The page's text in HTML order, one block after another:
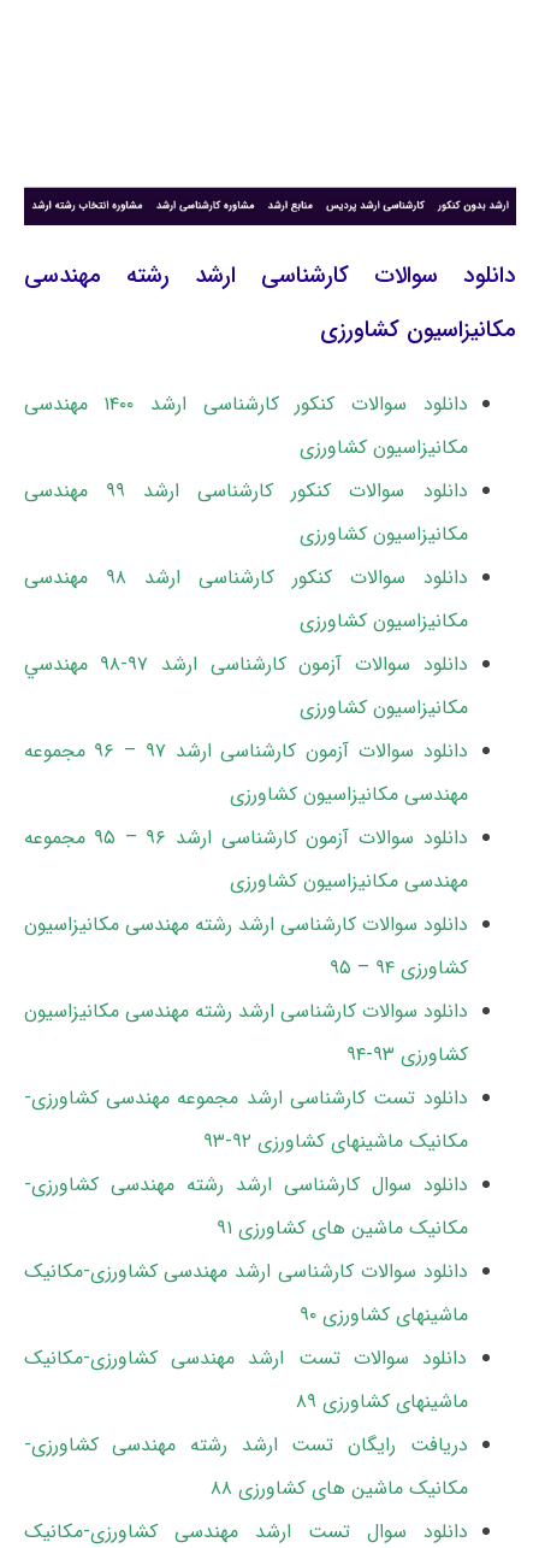
دانلود سوالات کارشناسی ارشد رشته مهندسی
مکانیزاسیون کشاورزی
دانلود سوالات کنکور کارشناسی ارشد ۱۴۰۰ مهندسی
مکانیزاسیون کشاورزی
دانلود سوالات کنکور کارشناسی ارشد ۹۹ مهندسی
مکانیزاسیون کشاورزی
دانلود سوالات کنکور کارشناسی ارشد ۹۸ مهندسی
مکانیزاسیون کشاورزی
دانلود سوالات آزمون کارشناسی ارشد ۹۷-۹۸ ﻣﻬﻨﺪﺳﻲ
ﻣﻜﺎﻧﻴﺰاﺳﻴﻮن ﻛﺸﺎورزی
دانلود سوالات آزمون کارشناسی ارشد ۹۷ – ۹۶ مجموعه
مهندسی مکانیزاسیون کشاورزی
دانلود سوالات آزمون کارشناسی ارشد ۹۶ – ۹۵ مجموعه
مهندسی مکانیزاسیون کشاورزی
دانلود سوالات کارشناسی ارشد رشته مهندسی مکانیزاسیون
کشاورزی ۹۴ – ۹۵
دانلود سوالات کارشناسی ارشد رشته مهندسی مکانیزاسیون
کشاورزی ۹۳-۹۴
دانلود تست کارشناسی ارشد مجموعه مهندسی کشاورزی-
مکانیک ماشینهای کشاورزی ۹۲-۹۳
دانلود سوال کارشناسی ارشد رشته مهندسی کشاورزی-
مکانیک ماشین های کشاورزی ۹۱
دانلود سوالات کارشناسی ارشد مهندسی کشاورزی-مکانیک
ماشینهای کشاورزی ۹۰
دانلود سوالات تست ارشد مهندسی کشاورزی-مکانیک
ماشینهای کشاورزی ۸۹
دریافت رایگان تست ارشد رشته مهندسی کشاورزی-
مکانیک ماشین های کشاورزی ۸۸
دانلود سوال تست ارشد مهندسی کشاورزی-مکانیک